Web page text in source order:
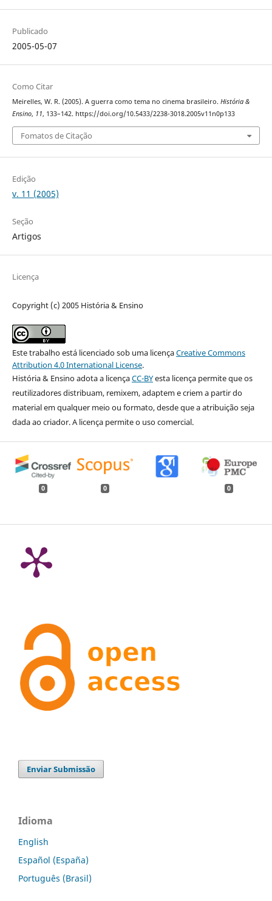
Publicado
2005-05-07
Como Citar
Meirelles, W. R. (2005). A guerra como tema no cinema brasileiro. História &
Ensino, 11, 133–142. https://doi.org/10.5433/2238-3018.2005v11n0p133
Fomatos de Citação
Edição
v. 11 (2005)
Seção
Artigos
Licença
Copyright (c) 2005 História & Ensino
Este trabalho está licenciado sob uma licençaCreative Commons
Attribution 4.0 International License.
História & Ensino adota a licençaCC-BYesta licença permite que os
reutilizadores distribuam, remixem, adaptem e criem a partir do
material em qualquer meio ou formato, desde que a atribuição seja
dada ao criador. A licença permite o uso comercial.
0 0 0
Enviar Submissão
Idioma
English
Español (España)
Português (Brasil)